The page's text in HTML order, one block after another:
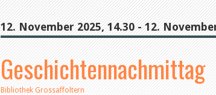
12. November 2025, 14.30 - 12.
Geschichtennachmittag
Bibliothek Grossaffoltern